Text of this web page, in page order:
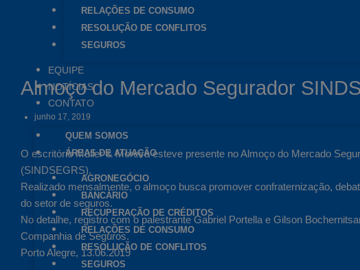
RELAÇÕES DE CONSUMO
RESOLUÇÃO DE CONFLITOS
SEGUROS
EQUIPE
NOTÍCIAS
CONTATO
QUEM SOMOS
ÁREAS DE ATUAÇÃO
AGRONEGÓCIO
BANCÁRIO
RECUPERAÇÃO DE CRÉDITOS
RELAÇÕES DE CONSUMO
RESOLUÇÃO DE CONFLITOS
SEGUROS
Almoço do Mercado Segurador
junho 17, 2019
O escritório Müller & Moreira esteve presente no Almoço do Mercado
(SINDSEGRS).
Realizado mensalmente, o almoço busca promover confraternização,
do setor de seguros.
No detalhe, registro com o palestrante Gabriel Portella e Gilson
Companhia de Seguros.
Porto Alegre, 13.06.2019